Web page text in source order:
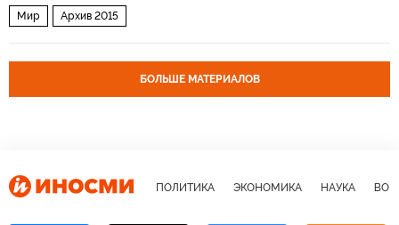
Мир Архив 2015
БОЛЬШЕ МАТЕРИАЛОВ
ПОЛИТИКА ЭКОНОМИКА НАУКА